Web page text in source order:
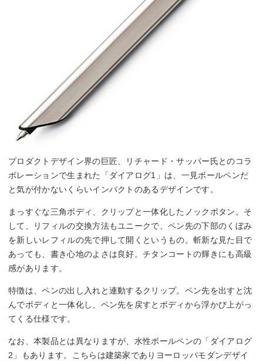
プロダクトデザイン界の巨匠、リチャード・サッパー氏とのコラ
ボレーションで生まれた「ダイアログ1」は、一見ボールペンだ
と気が付かないくらいインパクトのあるデザインです。
まっすぐな三角ボディ、クリップと一体化したノックボタン。そ
して、リフィルの交換方法もユニークで、ペン先の下部のくぼみ
を新しいレフィルの先で押して開くというもの。斬新な見た目で
あっても、書き心地のよさは良好。チタンコートの輝きにも高級
感があります。
特徴は、ペンの出し入れと連動するクリップ。ペン先を出すと沈
んでボディと一体化し、ペン先を戻すとボディから浮かび上がっ
てくる仕様です。
なお、本製品とは異なりますが、水性ボールペンの「ダイアログ
2」もあります。こちらは建築家でありヨーロッパモダンデザイ